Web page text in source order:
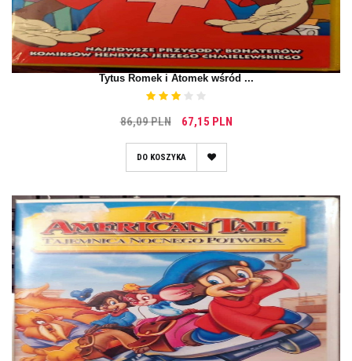
Tytus Romek i Atomek wśród ...
86,09 PLN 67,15 PLN
DO KOSZYKA